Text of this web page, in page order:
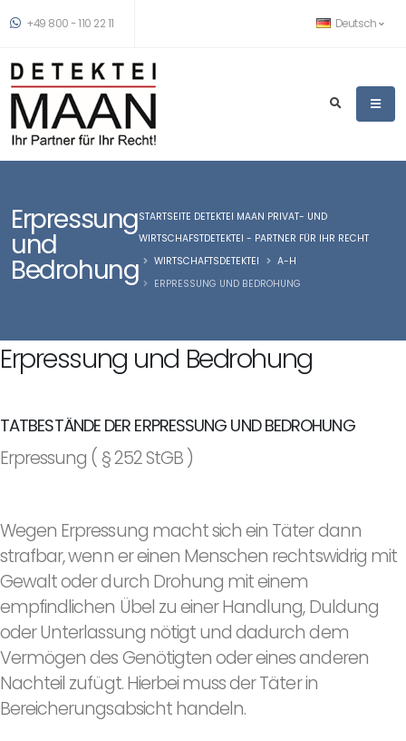
+49 800 - 110 22 11 Deutsch
Erpressung
und
Bedrohung
STARTSEITE DETEKTEI MAAN PRIVAT- UND
WIRTSCHAFSTDETEKTEI - PARTNER FÜR IHR RECHT
WIRTSCHAFTSDETEKTEI
A-H
ERPRESSUNG UND BEDROHUNG
Erpressung und Bedrohung
TATBESTÄNDE DER ERPRESSUNG UND BEDROHUNG
Erpressung ( § 252 StGB )
Wegen Erpressung macht sich ein Täter dann
strafbar, wenn er einen Menschen rechtswidrig mit
Gewalt oder durch Drohung mit einem
empfindlichen Übel zu einer Handlung, Duldung
oder Unterlassung nötigt und dadurch dem
Vermögen des Genötigten oder eines anderen
Nachteil zufügt. Hierbei muss der Täter in
Bereicherungsabsicht handeln.